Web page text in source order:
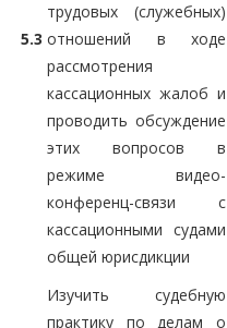
5.3
трудовых (служебных)
отношений в ходе
рассмотрения
кассационных жалоб и
проводить обсуждение
этих вопросов в
режиме видео-
конференц-связи с
кассационными судами
общей юрисдикции
Изучить судебную
практику по делам о